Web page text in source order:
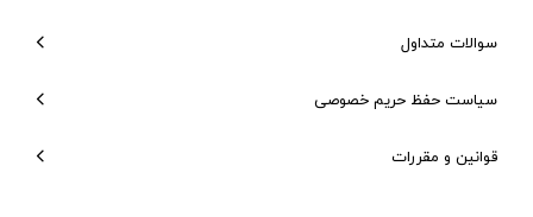
سوالات متداول
سیاست حفظ حریم خصوصی
قوانین و مقررات